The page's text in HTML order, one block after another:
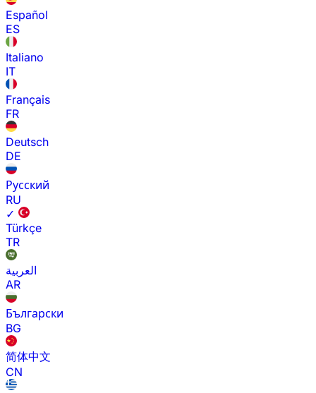
Español
ES
Italiano
IT
Français
FR
Deutsch
DE
Русский
RU
✓
Türkçe
TR
العربية
AR
Български
BG
简体中文
CN